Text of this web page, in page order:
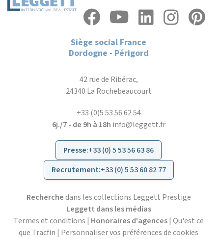
Siège social France
Dordogne - Périgord
42 rue de Ribérac,
24340 La Rochebeaucourt
+33 (0)5 53 56 62 54
6j./7 - de 9h à 18h info@leggett.fr
Presse:+33 (0) 5 53 56 63 86
Recrutement:+33 (0) 5 53 60 82 77
Recherchedans les collections Leggett Prestige
Leggett dans les médias
Termes et conditions | Honoraires d'agences| Qu'est ce
que Tracfin | Personnaliser vos préférences de cookies